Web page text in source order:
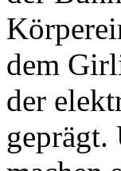
dem
der